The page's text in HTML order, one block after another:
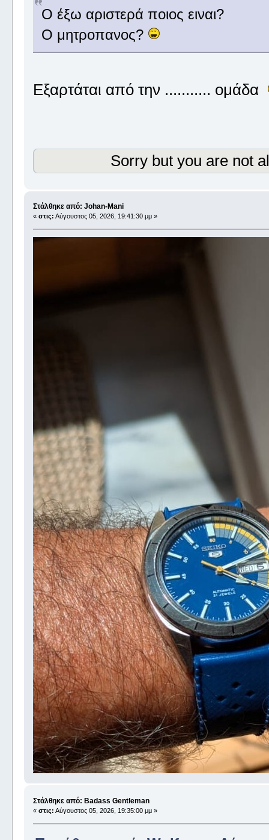
Ο έξω αριστερά ποιος ειναι?
Ο μητροπανος?
Εξαρτάται από την ........... ομάδα
Sorry but you are not
Στάλθηκε από: Johan-Mani
« στις: Αύγουστος 05, 2026, 19:41:30 μμ »
Στάλθηκε από: Badass Gentleman
« στις: Αύγουστος 05, 2026, 19:35:00 μμ »